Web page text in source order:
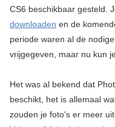
CS6 beschikbaar gesteld.
downloaden en de
periode waren al de
vrijgegeven, maar nu kun
Het was al bekend dat
beschikt, het is allemaal
zouden je foto's er meer